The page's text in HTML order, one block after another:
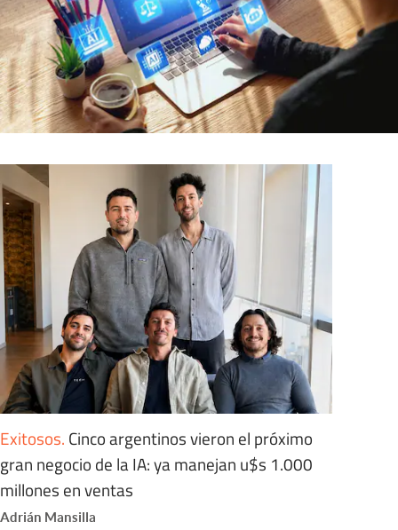
Exitosos. Cinco argentinos vieron el próximo
gran negocio de la IA: ya manejan u$s 1.000
millones en ventas
Adrián Mansilla